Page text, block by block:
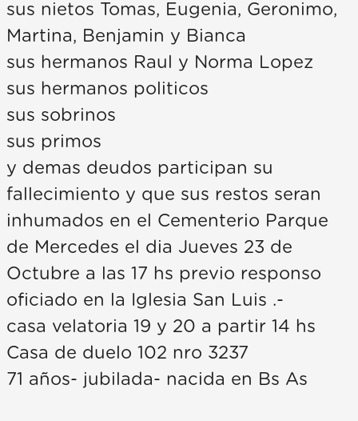
sus nietos Tomas, Eugenia, Geronimo,
Martina, Benjamin y Bianca
sus hermanos Raul y Norma Lopez
sus hermanos politicos
sus sobrinos
sus primos
y demas deudos participan su
fallecimiento y que sus restos seran
inhumados en el Cementerio Parque
de Mercedes el dia Jueves 23 de
Octubre a las 17 hs previo responso
oficiado en la Iglesia San Luis .-
casa velatoria 19 y 20 a partir 14 hs
Casa de duelo 102 nro 3237
71 años- jubilada- nacida en Bs As